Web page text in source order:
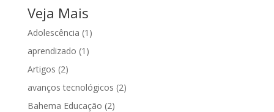
Veja Mais
Adolescência (1)
aprendizado (1)
Artigos (2)
avanços tecnológicos (2)
Bahema Educação (2)